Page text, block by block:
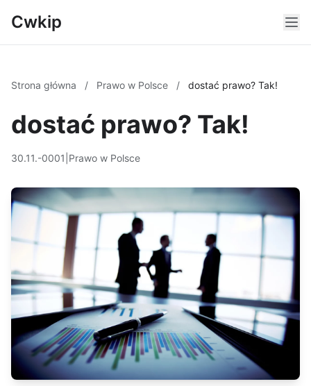
Cwkip
Strona główna / Prawo w Polsce / dostać prawo? Tak!
dostać prawo? Tak!
30.11.-0001 Prawo w Polsce